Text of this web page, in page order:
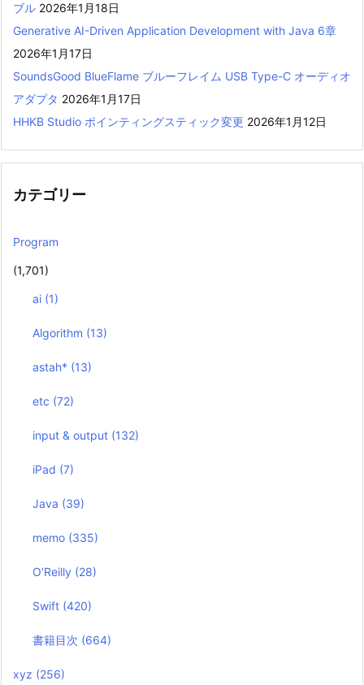
ブル 2026年1月18日
Generative AI-Driven Application Development with Java 6章
2026年1月17日
SoundsGood BlueFlame ブルーフレイム USB Type-C オーディオ
アダプタ 2026年1月17日
HHKB Studio ポインティングスティック変更 2026年1月12日
カテゴリー
Program
(1,701)
ai (1)
Algorithm (13)
astah* (13)
etc (72)
input & output (132)
iPad (7)
Java (39)
memo (335)
O’Reilly (28)
Swift (420)
書籍目次 (664)
xyz (256)